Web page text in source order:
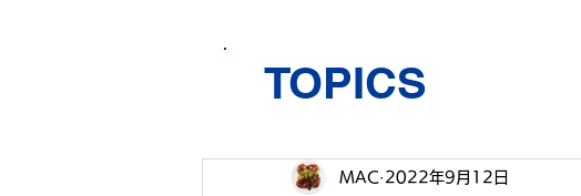
MAC 2022年9月12日
TOPICS